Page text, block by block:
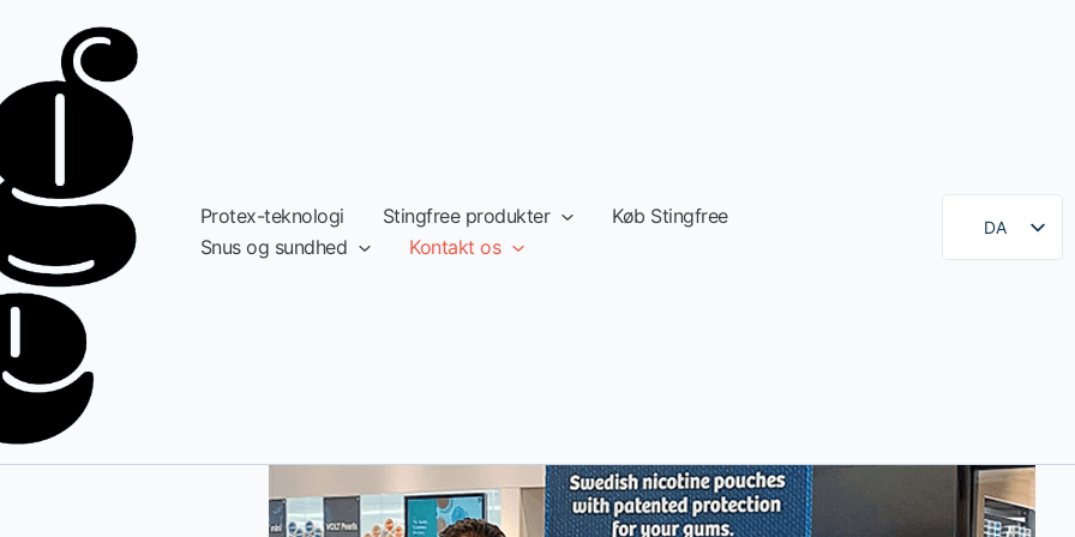
Protex-teknologi Stingfree produkter
Køb Stingfree
Snus og sundhed
Kontakt os
DA
FI
NB